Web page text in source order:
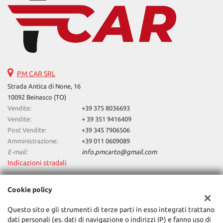
PM CAR SRL
Strada Antica di None, 16
10092 Beinasco (TO)
Vendite:
+39 375 8036693
Vendite:
+ 39 351 9416409
Post Vendite:
+39 345 7906506
Amministrazione:
+39 011 0609089
E-mail:
info.pmcarto@gmail.com
Indicazioni stradali
PM CAR SRL
Via Principi D'Acaja, 40, 10138, Torino (TO)
Cookie policy
Questo sito e gli strumenti di terze parti in esso integrati trattano
dati personali (es. dati di navigazione o indirizzi IP) e fanno uso di